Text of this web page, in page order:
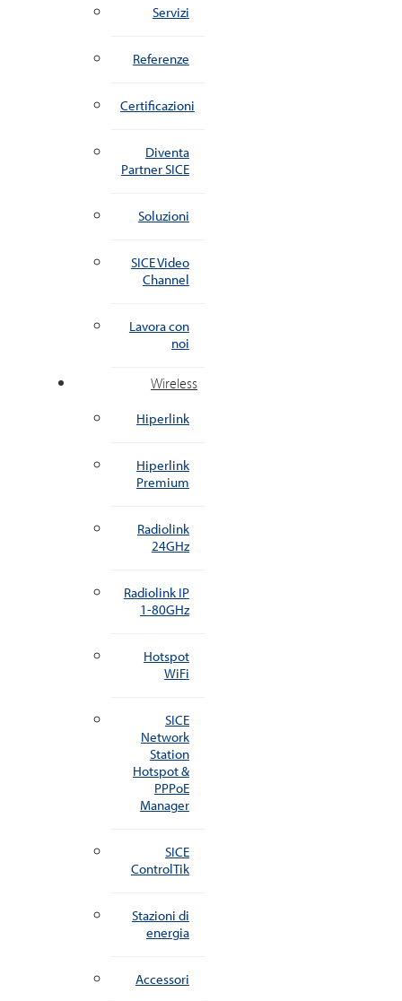
Servizi
Referenze
Certificazioni
Diventa
Partner SICE
Soluzioni
SICE Video
Channel
Lavora con
noi
Wireless
Hiperlink
Hiperlink
Premium
Radiolink
24GHz
Radiolink IP
1-80GHz
Hotspot
WiFi
SICE
Network
Station
Hotspot &
PPPoE
Manager
SICE
ControlTik
Stazioni di
energia
Accessori